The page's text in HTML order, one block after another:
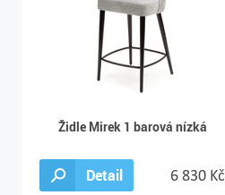
Židle Mirek 1 barová nízká
Detail 6 830 Kč